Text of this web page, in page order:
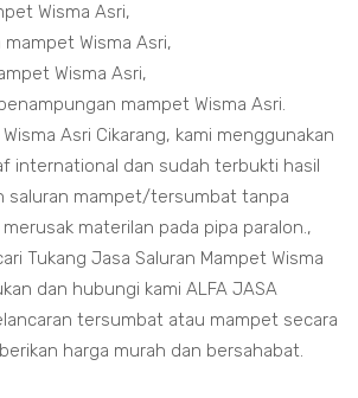
Wisma Asri,
Wisma Asri,
Wisma Asri,
mampet Wisma Asri.
Asri Cikarang, kami menggunakan
international dan sudah terbukti hasil
saluran mampet/tersumbat tanpa
materilan pada pipa paralon.,
Tukang Jasa Saluran Mampet Wisma
dan hubungi kami ALFA JASA
tersumbat atau mampet secara
harga murah dan bersahabat.